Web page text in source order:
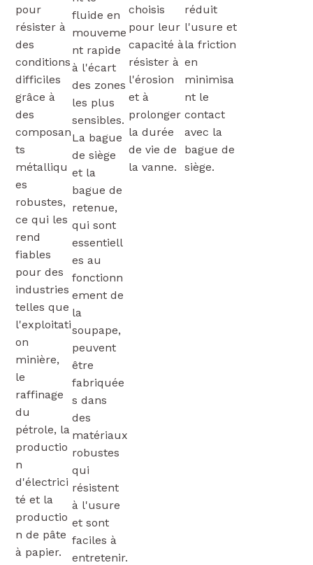
pour
résister à
des
conditions
difficiles
grâce à
des
composan
ts
métalliqu
es
robustes,
ce qui les
rend
fiables
pour des
industries
telles que
l'exploitati
on
minière,
le
raffinage
du
pétrole, la
productio
n
d'électrici
té et la
productio
n de pâte
à papier.
fluide en
mouveme
nt rapide
à l'écart
des zones
les plus
sensibles.
La bague
de siège
et la
bague de
retenue,
qui sont
essentiell
es au
fonctionn
ement de
la
soupape,
peuvent
être
fabriquée
s dans
des
matériaux
robustes
qui
résistent
à l'usure
et sont
faciles à
entretenir.
choisis
pour leur
capacité à
résister à
l'érosion
et à
prolonger
la durée
de vie de
la vanne.
réduit
l'usure et
la friction
en
minimisa
nt le
contact
avec la
bague de
siège.